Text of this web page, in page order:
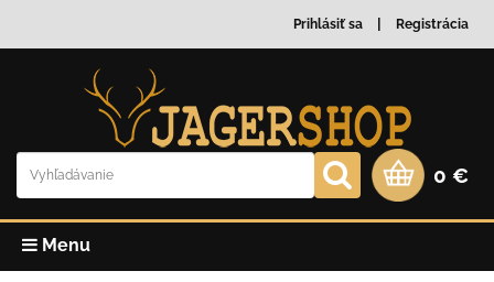
Prihlásiť sa Registrácia
0 €
Menu